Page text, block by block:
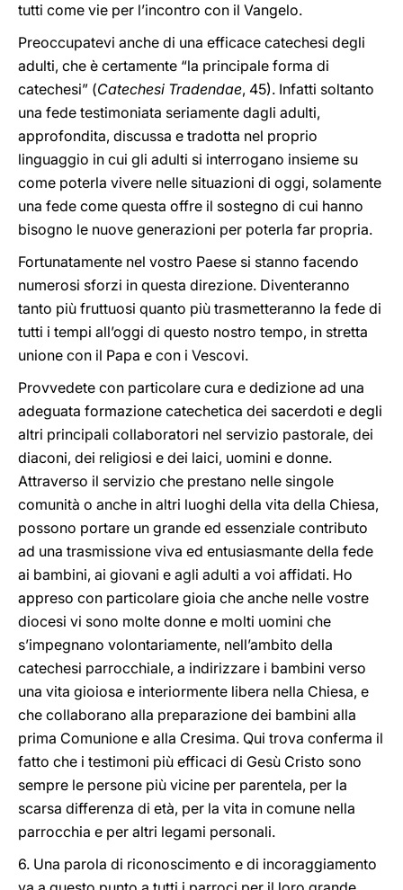
tutti come vie per l’incontro con il Vangelo.
Preoccupatevi anche di una efficace catechesi degli
adulti, che è certamente “la principale forma di
catechesi” (Catechesi Tradendae, 45). Infatti soltanto
una fede testimoniata seriamente dagli adulti,
approfondita, discussa e tradotta nel proprio
linguaggio in cui gli adulti si interrogano insieme su
come poterla vivere nelle situazioni di oggi, solamente
una fede come questa offre il sostegno di cui hanno
bisogno le nuove generazioni per poterla far propria.
Fortunatamente nel vostro Paese si stanno facendo
numerosi sforzi in questa direzione. Diventeranno
tanto più fruttuosi quanto più trasmetteranno la fede di
tutti i tempi all’oggi di questo nostro tempo, in stretta
unione con il Papa e con i Vescovi.
Provvedete con particolare cura e dedizione ad una
adeguata formazione catechetica dei sacerdoti e degli
altri principali collaboratori nel servizio pastorale, dei
diaconi, dei religiosi e dei laici, uomini e donne.
Attraverso il servizio che prestano nelle singole
comunità o anche in altri luoghi della vita della Chiesa,
possono portare un grande ed essenziale contributo
ad una trasmissione viva ed entusiasmante della fede
ai bambini, ai giovani e agli adulti a voi affidati. Ho
appreso con particolare gioia che anche nelle vostre
diocesi vi sono molte donne e molti uomini che
s’impegnano volontariamente, nell’ambito della
catechesi parrocchiale, a indirizzare i bambini verso
una vita gioiosa e interiormente libera nella Chiesa, e
che collaborano alla preparazione dei bambini alla
prima Comunione e alla Cresima. Qui trova conferma il
fatto che i testimoni più efficaci di Gesù Cristo sono
sempre le persone più vicine per parentela, per la
scarsa differenza di età, per la vita in comune nella
parrocchia e per altri legami personali.
6. Una parola di riconoscimento e di incoraggiamento